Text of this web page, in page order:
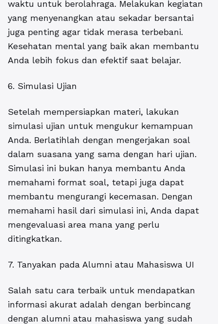
waktu untuk berolahraga. Melakukan kegiatan
yang menyenangkan atau sekadar bersantai
juga penting agar tidak merasa terbebani.
Kesehatan mental yang baik akan membantu
Anda lebih fokus dan efektif saat belajar.
6. Simulasi Ujian
Setelah mempersiapkan materi, lakukan
simulasi ujian untuk mengukur kemampuan
Anda. Berlatihlah dengan mengerjakan soal
dalam suasana yang sama dengan hari ujian.
Simulasi ini bukan hanya membantu Anda
memahami format soal, tetapi juga dapat
membantu mengurangi kecemasan. Dengan
memahami hasil dari simulasi ini, Anda dapat
mengevaluasi area mana yang perlu
ditingkatkan.
7. Tanyakan pada Alumni atau Mahasiswa UI
Salah satu cara terbaik untuk mendapatkan
informasi akurat adalah dengan berbincang
dengan alumni atau mahasiswa yang sudah